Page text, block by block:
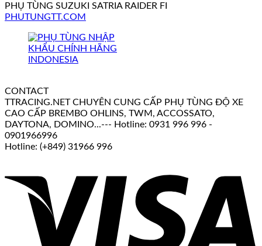
PHỤ TÙNG SUZUKI SATRIA RAIDER FI
PHUTUNGTT.COM
CONTACT
TTRACING.NET CHUYÊN CUNG CẤP PHỤ TÙNG ĐỘ XE
CAO CẤP BREMBO OHLINS, TWM, ACCOSSATO,
DAYTONA, DOMINO...--- Hotline: 0931 996 996 -
0901966996
Hotline: (+849) 31966 996